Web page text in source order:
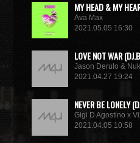
MY HEAD & MY
Ava Max
2021.05.05 16:30
LOVE NOT WAR
Jason Derulo &
2021.04.27 19:24
NEVER BE LONELY
Gigi D Agostino x
2021.04.05 10:58